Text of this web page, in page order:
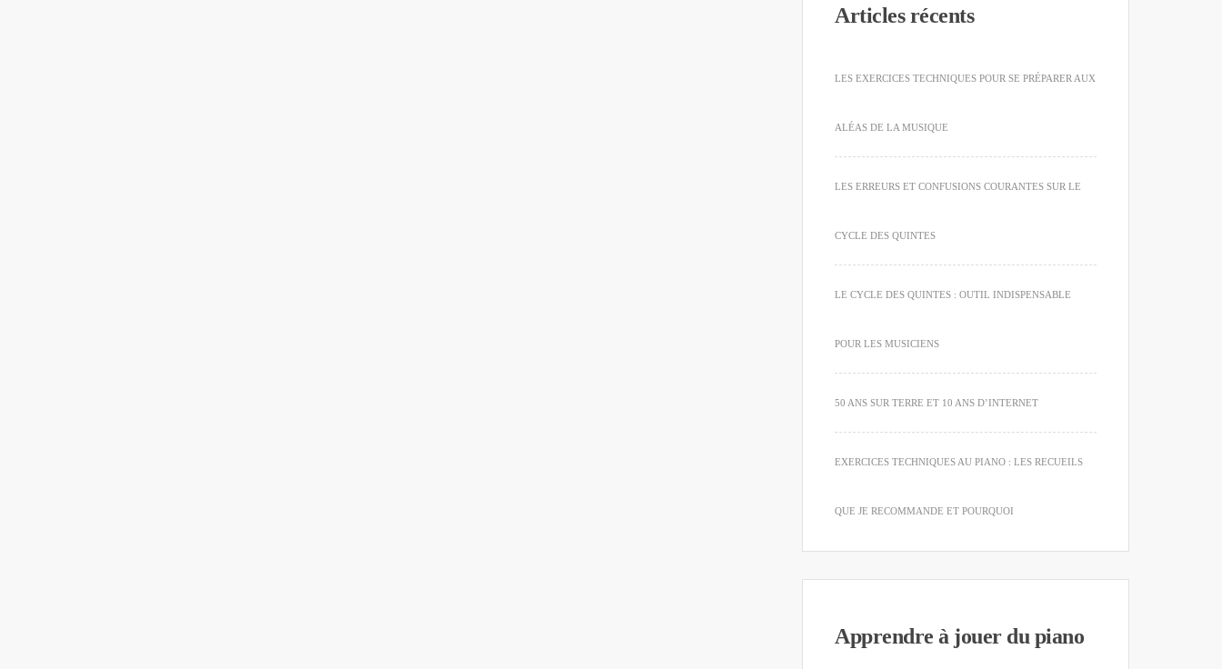
Articles récents
LES EXERCICES TECHNIQUES POUR SE PRÉPARER AUX
ALÉAS DE LA MUSIQUE
LES ERREURS ET CONFUSIONS COURANTES SUR LE
CYCLE DES QUINTES
LE CYCLE DES QUINTES : OUTIL INDISPENSABLE
POUR LES MUSICIENS
50 ANS SUR TERRE ET 10 ANS D’INTERNET
EXERCICES TECHNIQUES AU PIANO : LES RECUEILS
QUE JE RECOMMANDE ET POURQUOI
Apprendre à jouer du piano